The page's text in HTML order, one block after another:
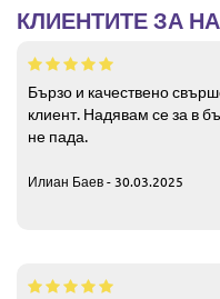
КЛИЕНТИТЕ ЗА
Бързо и качествено
клиент. Надявам се за в
не пада.
Илиан Баев - 30.03.2025